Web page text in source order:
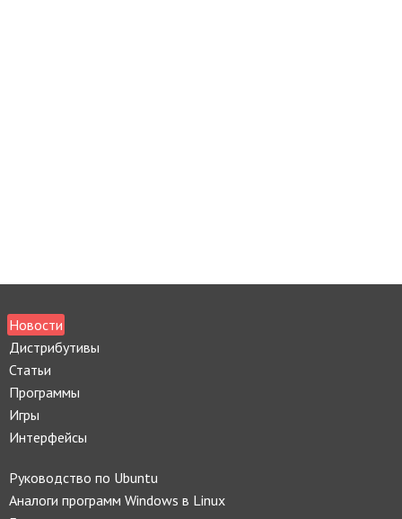
Новости
Дистрибутивы
Статьи
Программы
Игры
Интерфейсы
Руководство по Ubuntu
Аналоги программ Windows в Linux